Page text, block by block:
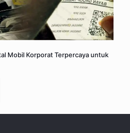
Mobil Korporat Terpercaya untuk